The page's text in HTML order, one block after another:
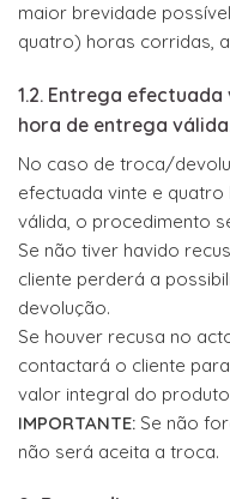
maior brevidade
quatro) horas corridas,
1.2. Entrega
hora de entrega
No caso de troca/
efectuada vinte e
válida, o procedimento
Se não tiver havido
cliente perderá a
devolução.
Se houver recusa no
contactará o cliente
valor integral do
IMPORTANTE: Se não
não será aceita a troca.